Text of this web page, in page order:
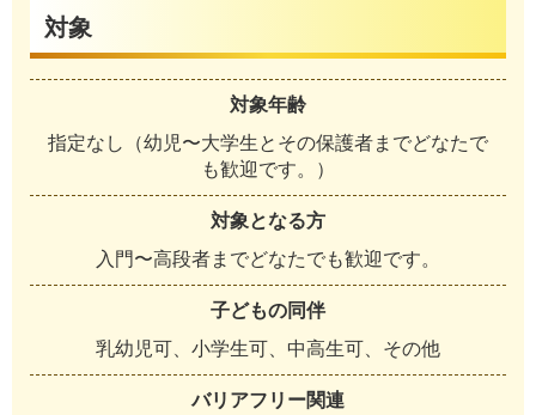
対象
対象年齢
指定なし（幼児〜大学生とその保護者までどなたで
も歓迎です。）
対象となる方
入門〜高段者までどなたでも歓迎です。
子どもの同伴
乳幼児可、小学生可、中高生可、その他
バリアフリー関連